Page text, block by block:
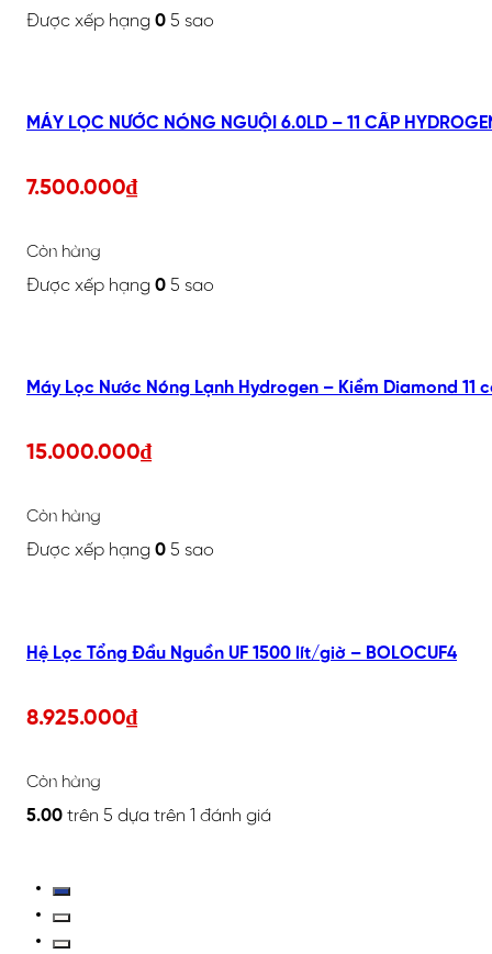
Được xếp hạng 0 5 sao
7.500.000₫
Còn hàng
Được xếp hạng 0 5 sao
Máy Lọc Nước Nóng Lạnh Hydrogen – Kiềm Diamond 11
15.000.000₫
Còn hàng
Được xếp hạng 0 5 sao
Hệ Lọc Tổng Đầu Nguồn UF 1500 lít/giờ – BOLOCUF4
8.925.000₫
Còn hàng
5.00 trên 5 dựa trên 1 đánh giá